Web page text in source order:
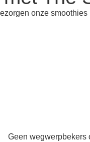
onze
Geen wegwerpbekers